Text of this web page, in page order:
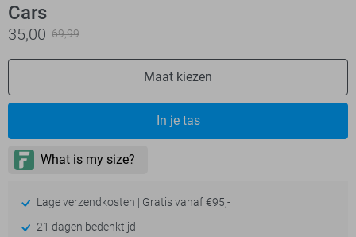
Cars
35,00 69,99
Maat kiezen
In je tas
Lage verzendkosten | Gratis vanaf €95,-
21 dagen bedenktijd